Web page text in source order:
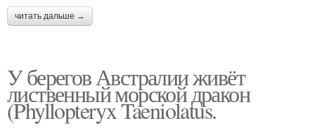
читать дальше →
У берегов Австралии живёт
лиственный морской дракон
(Phyllopteryx Taeniolatus.